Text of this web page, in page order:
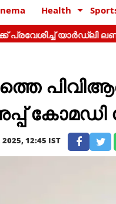
Health
2025, 12:45 IST